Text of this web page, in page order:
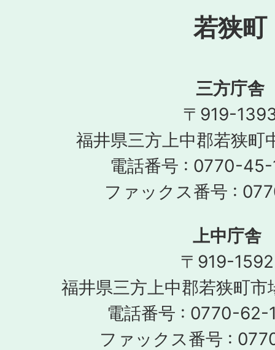
若狭町
三方庁舎
〒919-
福井県三方上中郡若狭町
電話番号 : 0770-45-
ファックス番号 :
上中庁舎
〒919-1592
福井県三方上中郡若狭町
電話番号 : 0770-62-
ファックス番号 :